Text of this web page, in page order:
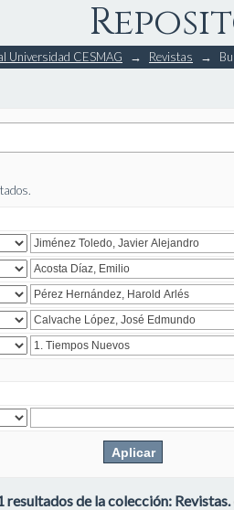
Universidad CESMAG → Revistas →
de la colección: Revistas.